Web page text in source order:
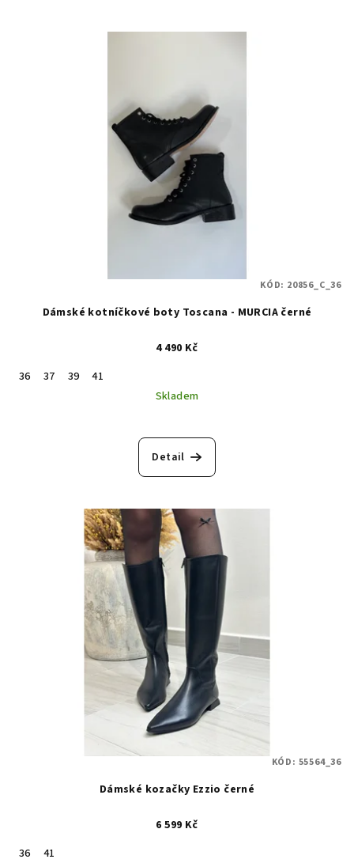
Dámské kotníčkové boty Toscana - MURCIA černé
4 490 Kč
36
37 39
41
Skladem
Detail
KÓD: 20856_C_36
Dámské kozačky Ezzio černé
6 599 Kč
36
41
KÓD: 55564_36